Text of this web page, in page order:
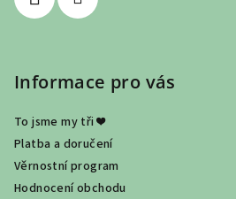
Informace pro vás
To jsme my tři ❤
Platba a doručení
Věrnostní program
Hodnocení obchodu